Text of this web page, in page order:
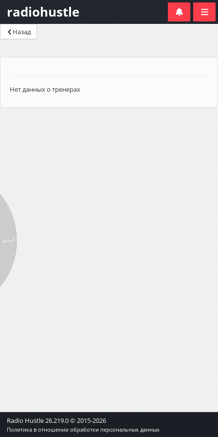
radiohustle
Назад
Нет данных о тренерах
Radio Hustle26.219.0© 2015-2026
Политика в отношении обработки персональных данных